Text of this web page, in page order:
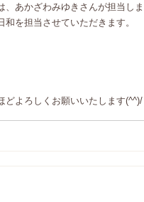
、あかざわみゆきさんが担当し
を担当させていただきます。
どよろしくお願いいたします(^^)/